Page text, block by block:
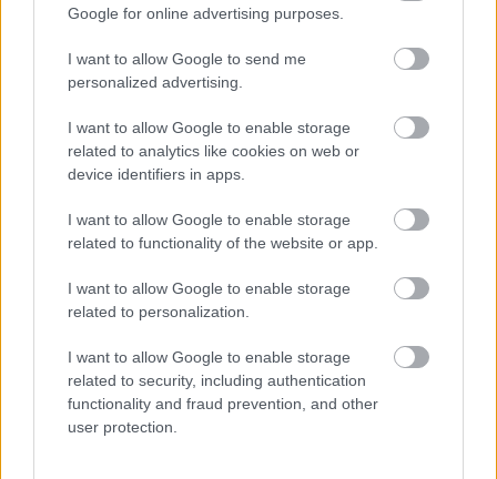
Google for online advertising purposes.
I want to allow Google to send me
personalized advertising.
I want to allow Google to enable storage
related to analytics like cookies on web or
device identifiers in apps.
I want to allow Google to enable storage
related to functionality of the website or app.
I want to allow Google to enable storage
related to personalization.
I want to allow Google to enable storage
related to security, including authentication
functionality and fraud prevention, and other
user protection.